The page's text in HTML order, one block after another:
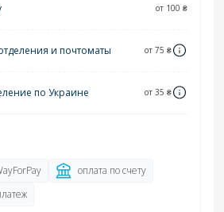
от 100 ₴
и почтоматы от 75 ₴
по Украине от 35 ₴
оплата по счету